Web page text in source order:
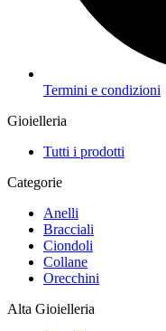
Termini e condizioni
Gioielleria
Tutti i prodotti
Categorie
Anelli
Bracciali
Ciondoli
Collane
Orecchini
Alta Gioielleria